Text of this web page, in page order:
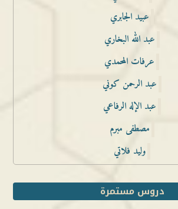
عبيد الجابري
عبد الله البخاري
عرفات المحمدي
عبد الرحمن كوني
عبد الإله الرفاعي
مصطفى مبرم
وليد فلاتي
دروس مستمرة